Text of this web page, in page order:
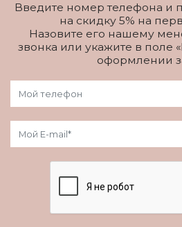
Введите номер телефона и
на скидку 5% на
Назовите его нашему
звонка или укажите в поле
оформлении